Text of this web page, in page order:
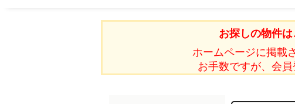
お探しの物件は
ホームページに掲載
お手数ですが、会